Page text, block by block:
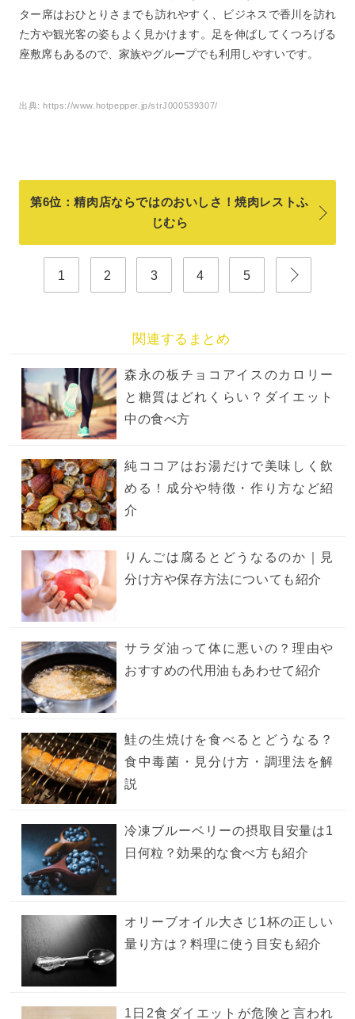
ター席はおひとりさまでも訪れやすく、ビジネスで香川を訪れ
た方や観光客の姿もよく見かけます。足を伸ばしてくつろげる
座敷席もあるので、家族やグループでも利用しやすいです。
出典:https://www.hotpepper.jp/strJ000539307/
第6位：精肉店ならではのおいしさ！焼肉レストふ
じむら
1 2 3 4 5
関連するまとめ
森永の板チョコアイスのカロリー
と糖質はどれくらい？ダイエット
中の食べ方
純ココアはお湯だけで美味しく飲
める！成分や特徴・作り方など紹
介
りんごは腐るとどうなるのか｜見
分け方や保存方法についても紹介
サラダ油って体に悪いの？理由や
おすすめの代用油もあわせて紹介
鮭の生焼けを食べるとどうなる？
食中毒菌・見分け方・調理法を解
説
冷凍ブルーベリーの摂取目安量は1
日何粒？効果的な食べ方も紹介
オリーブオイル大さじ1杯の正しい
量り方は？料理に使う目安も紹介
1日2食ダイエットが危険と言われ